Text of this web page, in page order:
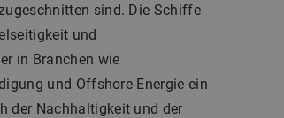
sind. Die Schiffe
und
in Branchen wie
und Offshore-Energie ein
der Nachhaltigkeit und der